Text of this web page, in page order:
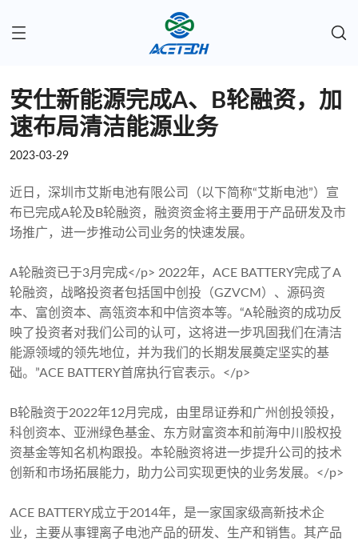
安仕新能源完成A、B轮融资，加
速布局清洁能源业务
2023-03-29
近日，深圳市艾斯电池有限公司（以下简称“艾斯电池”）宣
布已完成A轮及B轮融资，融资资金将主要用于产品研发及市
场推广，进一步推动公司业务的快速发展。
A轮融资已于3月完成</p> 2022年，ACE BATTERY完成了A
轮融资，战略投资者包括国中创投（GZVCM）、源码资
本、富创资本、高瓴资本和中信资本等。“A轮融资的成功反
映了投资者对我们公司的认可，这将进一步巩固我们在清洁
能源领域的领先地位，并为我们的长期发展奠定坚实的基
础。”ACE BATTERY首席执行官表示。</p>
B轮融资于2022年12月完成，由里昂证券和广州创投领投，
科创资本、亚洲绿色基金、东方财富资本和前海中川股权投
资基金等知名机构跟投。本轮融资将进一步提升公司的技术
创新和市场拓展能力，助力公司实现更快的业务发展。</p>
ACE BATTERY成立于2014年，是一家国家级高新技术企
业，主要从事锂离子电池产品的研发、生产和销售。其产品